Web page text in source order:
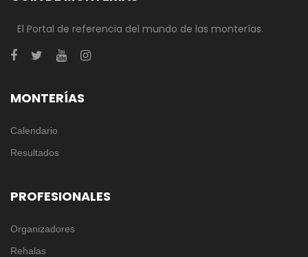
El Portal de referencia del mundo de las monterías.
MONTERÍAS
Calendario
Resultados
PROFESIONALES
Organizadores
Rehalas